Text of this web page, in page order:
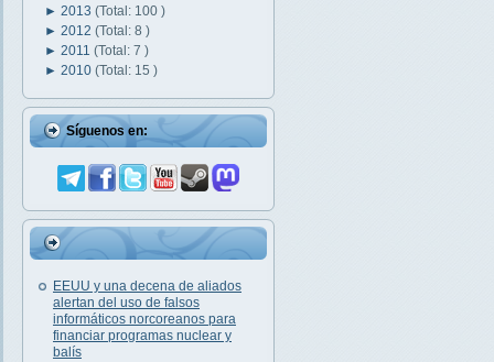
► 2013 (Total: 100 )
► 2012 (Total: 8 )
► 2011 (Total: 7 )
► 2010 (Total: 15 )
Síguenos en:
EEUU y una decena de aliados
alertan del uso de falsos
informáticos norcoreanos para
financiar programas nuclear y
balís